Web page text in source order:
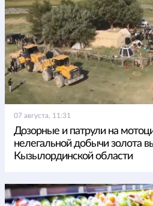
07 августа, 11:31
Дозорные и патрули на
нелегальной добычи золота
Кызылординской области